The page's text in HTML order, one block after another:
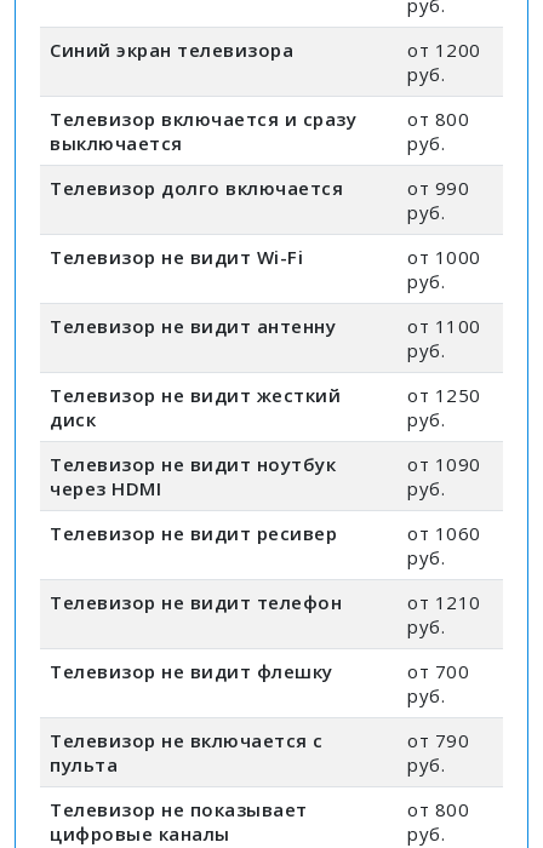
руб.
Синий экран телевизора
от 1200
руб.
Телевизор включается и сразу
выключается
от 800
руб.
Телевизор долго включается
от 990
руб.
Телевизор не видит Wi-Fi
от 1000
руб.
Телевизор не видит антенну
от 1100
руб.
Телевизор не видит жесткий
диск
от 1250
руб.
Телевизор не видит ноутбук
через HDMI
от 1090
руб.
Телевизор не видит ресивер
от 1060
руб.
Телевизор не видит телефон
от 1210
руб.
Телевизор не видит флешку
от 700
руб.
Телевизор не включается с
пульта
от 790
руб.
Телевизор не показывает
цифровые каналы
от 800
руб.